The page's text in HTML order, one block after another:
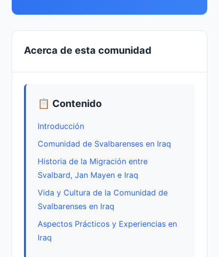
Acerca de esta comunidad
📋 Contenido
Introducción
Comunidad de Svalbarenses en Iraq
Historia de la Migración entre
Svalbard, Jan Mayen e Iraq
Vida y Cultura de la Comunidad de
Svalbarenses en Iraq
Aspectos Prácticos y Experiencias en
Iraq